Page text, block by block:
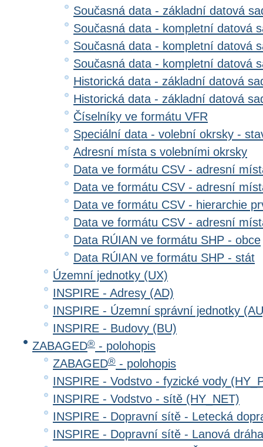
Současná data - základní datová
Současná data - kompletní datová
Současná data - kompletní datová
Současná data - kompletní datová
Historická data - základní datová
Historická data - základní datová
Číselníky ve formátu VFR
Speciální data - volební okrsky -
Adresní místa s volebními okrsky
Data ve formátu CSV - adresní
Data ve formátu CSV - adresní
Data ve formátu CSV - hierarchie
Data ve formátu CSV - adresní
Data RÚIAN ve formátu SHP - obce
Data RÚIAN ve formátu SHP - stát
Územní jednotky (UX)
INSPIRE - Adresy (AD)
INSPIRE - Územní správní jednotky
INSPIRE - Budovy (BU)
ZABAGED® - polohopis
ZABAGED® - polohopis
INSPIRE - Vodstvo - fyzické vody
INSPIRE - Vodstvo - sítě (HY_NET)
INSPIRE - Dopravní sítě - Letecká
INSPIRE - Dopravní sítě - Lanová